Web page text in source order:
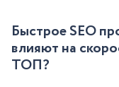
Быстрое SEO
влияют на
ТОП?